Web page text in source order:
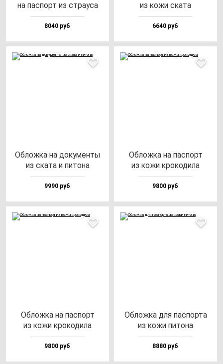
на пас­порт из стра­уса
8040 руб
из ко­жи ска­та
6640 руб
Облож­ка на до­ку­мен­ты
из ска­та и пи­то­на
9990 руб
Облож­ка на пас­порт
из ко­жи кро­ко­ди­ла
9800 руб
Облож­ка на пас­порт
из ко­жи кро­ко­ди­ла
9800 руб
Облож­ка для пас­пор­та
из ко­жи пи­то­на
8880 руб